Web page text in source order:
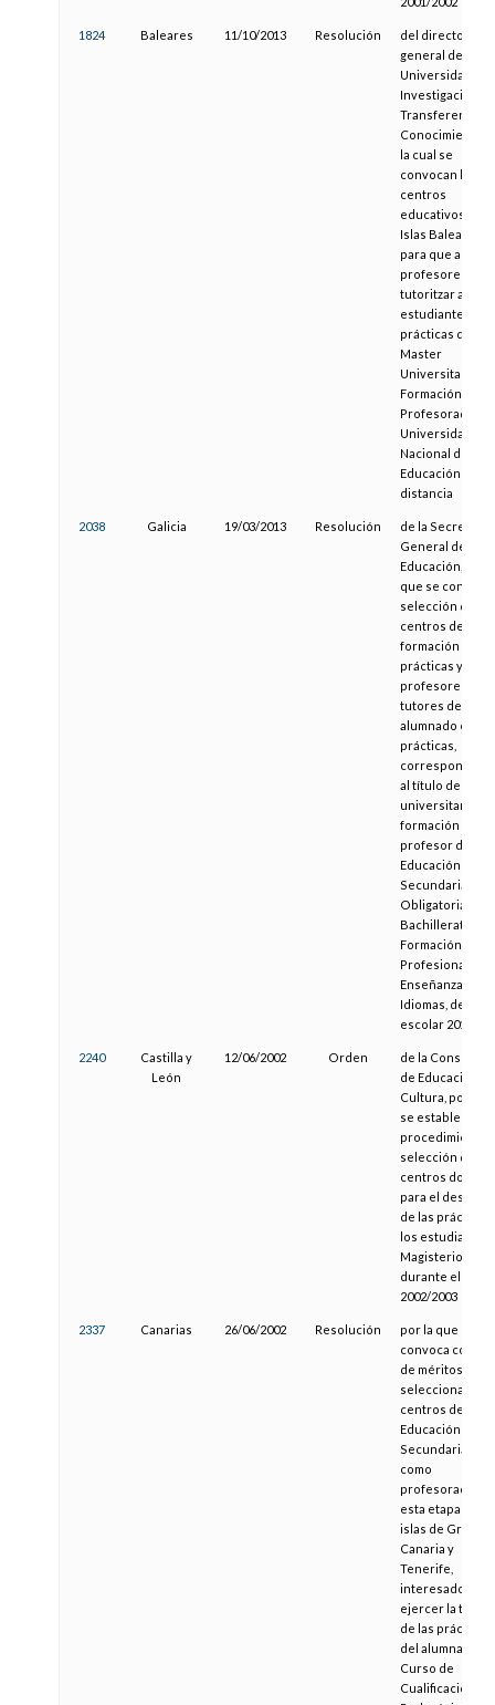
1824 Baleares 11/10/2013 Resolución
del director
general de
Universidades,
Investigación y
Transferencia
Conocimiento,
la cual se
convocan los
centros
educativos de
Islas Baleares
para que
profesores por
tutoritzar a los
estudiantes en
prácticas del
Master
Universitario de
Formación del
Profesorado de
Universidad
Nacional de
Educación a
distancia
2038 Galicia 19/03/2013 Resolución
de la Secretaría
General de
Educación, por
que se convoca
selección de
centros de
formación en
prácticas y
profesores-
tutores de
alumnado en
prácticas,
al título de
universitario de
formación para
profesor de
Educación
Secundaria
Obligatoria y
Bachillerato,
Formación
Profesional y
Enseñanzas de
Idiomas, del
escolar 2013/
2240
Castilla y
León
12/06/2002 Orden
de la Consejería
de Educación y
Cultura, por la
se establece el
procedimiento
selección de
centros
para el
de las prácticas
los estudiantes
Magisterio,
durante el
2002/2003
2337 Canarias 26/06/2002 Resolución
por la que se
convoca
de méritos para
seleccionar
centros de
Educación
Secundaria así
como
profesorado de
esta etapa de
islas de Gran
Canaria y
Tenerife,
interesados en
ejercer la tutela
de las prácticas
del alumnado
Curso de
Cualificación